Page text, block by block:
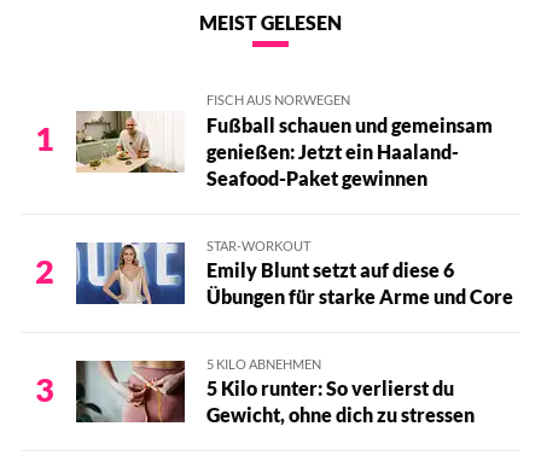
Veganes Gleitgel von Loovara
Für Frauen mit Geschmack: Amorelie Care Gleitgel Pfirsich
Für aufregende Spielchen im Bett: Vibratissimo Play Gel all-in-
one
Besonders gleitfähig: pjur Original Silikon-Gel
Gleitgel bei Kinderwunsch
MEIST GELESEN
1
FISCH AUS NORWEGEN
Fußball schauen und gemeinsam
genießen: Jetzt ein Haaland-
Seafood-Paket gewinnen
2
STAR-WORKOUT
Emily Blunt setzt auf diese 6
Übungen für starke Arme und Core
3
5 KILO ABNEHMEN
5 Kilo runter: So verlierst du
Gewicht, ohne dich zu stressen